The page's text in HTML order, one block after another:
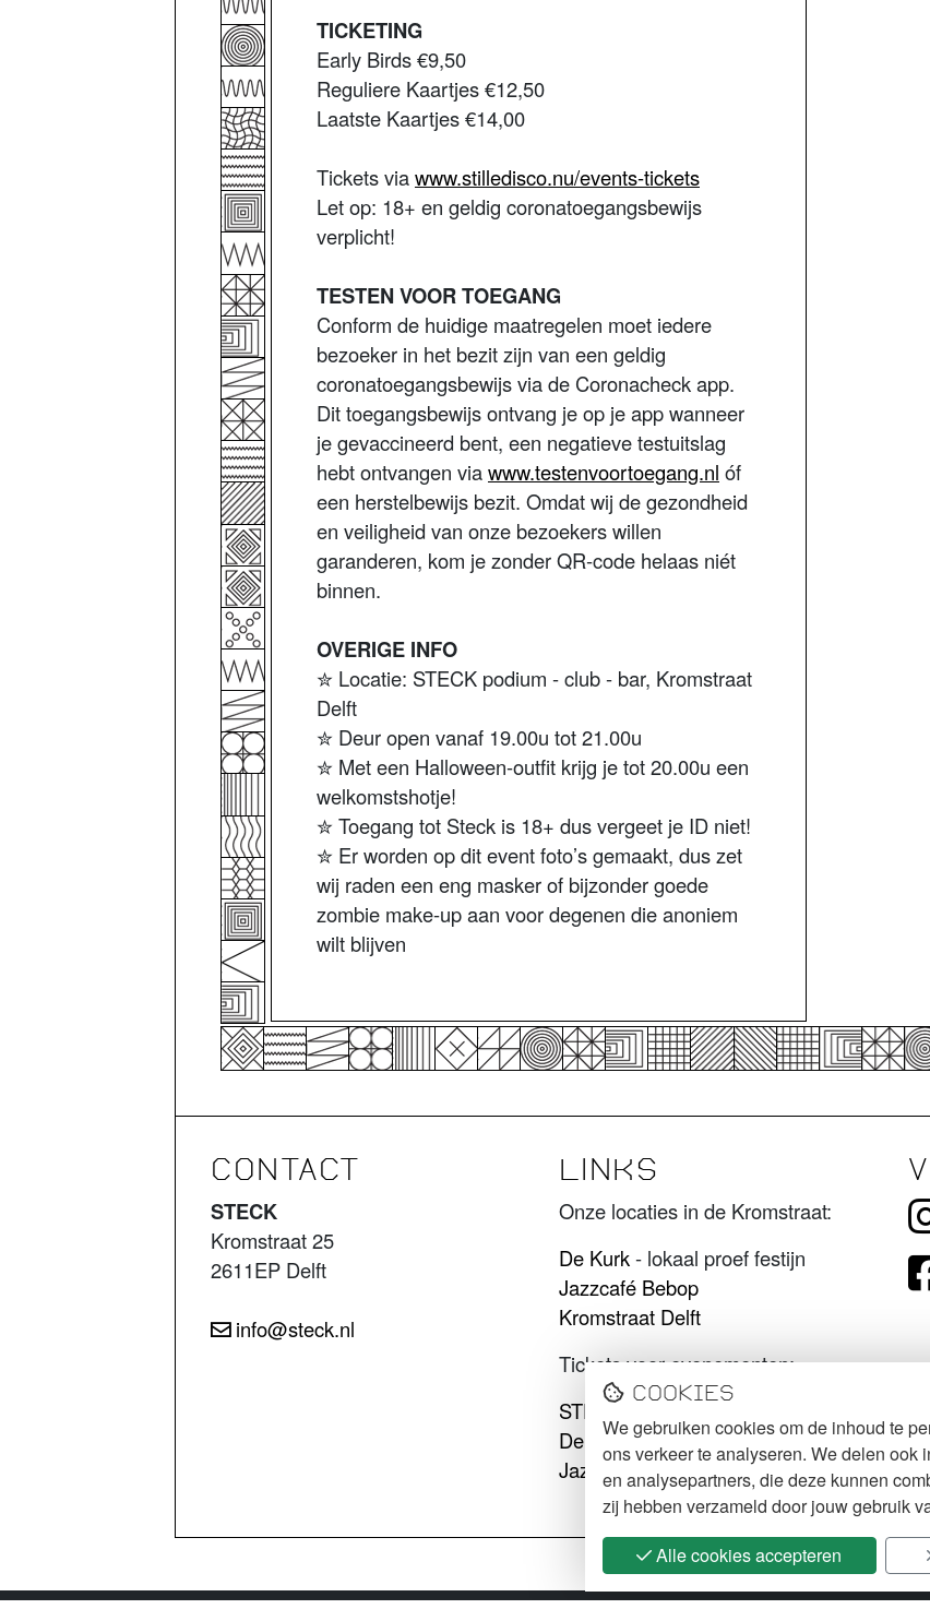
TICKETING
Early Birds €9,50
Reguliere Kaartjes €12,50
Laatste Kaartjes €14,00
Tickets viawww.stilledisco.nu/events-tickets
Let op: 18+ en geldig coronatoegangsbewijs
verplicht!
TESTEN VOOR TOEGANG
Conform de huidige maatregelen moet iedere
bezoeker in het bezit zijn van een geldig
coronatoegangsbewijs via de Coronacheck app.
Dit toegangsbewijs ontvang je op je app wanneer
je gevaccineerd bent, een negatieve testuitslag
hebt ontvangen viawww.testenvoortoegang.nl óf
een herstelbewijs bezit. Omdat wij de gezondheid
en veiligheid van onze bezoekers willen
garanderen, kom je zonder QR-code helaas niét
binnen.
OVERIGE INFO
✮ Locatie: STECK podium - club - bar, Kromstraat
Delft
✮ Deur open vanaf 19.00u tot 21.00u
✮ Met een Halloween-outfit krijg je tot 20.00u een
welkomstshotje!
✮ Toegang tot Steck is 18+ dus vergeet je ID niet!
✮ Er worden op dit event foto’s gemaakt, dus zet
wij raden een eng masker of bijzonder goede
zombie make-up aan voor degenen die anoniem
wilt blijven
CONTACT
STECK
Kromstraat 25
2611EP Delft
info@steck.nl
LINKS
Onze locaties in de Kromstraat:
De Kurk- lokaal proef festijn
Jazzcafé Bebop
Kromstraat Delft
Tickets voor evenementen:
STECK tickets
De Kurk tickets
Jazzcafé Bebop tickets
Cookies
We gebruiken cookies om de inhoud te
ons verkeer te analyseren. We delen
en analysepartners, die deze kunnen
zij hebben verzameld door jouw gebruik
Alle cookies accepteren